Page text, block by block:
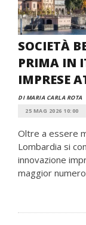
SOCIETÀ
PRIMA IN
IMPRESE
DI MARIA CARLA ROTA
25 MAG 2026 10:00
Oltre a essere
Lombardia si
innovazione
maggior